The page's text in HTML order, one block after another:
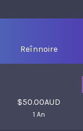
Reînnoire
$50.00AUD
1 An